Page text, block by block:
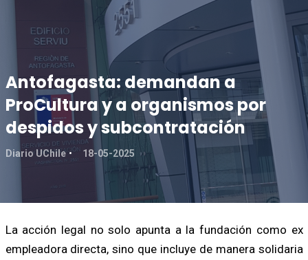
Antofagasta: demandan a
ProCultura y a organismos por
despidos y subcontratación
Diario UChile 18-05-2025
La acción legal no solo apunta a la fundación como ex
empleadora directa, sino que incluye de manera solidaria